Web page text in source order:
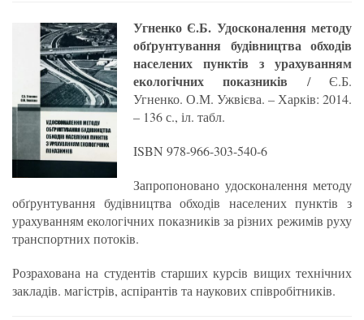
Угненко Є.Б. Удосконалення методу
обґрунтування будівництва обходів
населених пунктів з урахуванням
екологічних показників / Є.Б.
Угненко. О.М. Ужвієва. – Харків: 2014.
– 136 с., іл. табл.
ISBN 978-966-303-540-6
Запропоновано удосконалення методу
обґрунтування будівництва обходів населених пунктів з
урахуванням екологічних показників за різних режимів руху
транспортних потоків.
Розрахована на студентів старших курсів вищих технічних
закладів. магістрів, аспірантів та наукових співробітників.